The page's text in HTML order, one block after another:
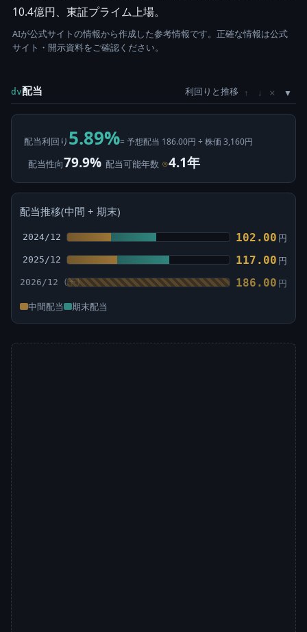
10.4億円、東証プライム上場。
AIが公式サイトの情報から作成した参考情報です。正確な情報は公式
サイト・開示資料をご確認ください。
dv配当 利回りと推移 ↑ ↓ ×
配当利回り 5.89%= 予想配当 186.00円 ÷ 株価 3,160円
配当性向79.9% 配当可能年数 ⊙4.1年
配当推移(中間 + 期末)
2024/12 102.00 円
2025/12 117.00 円
2026/12 186.00 円
中間配当 期末配当